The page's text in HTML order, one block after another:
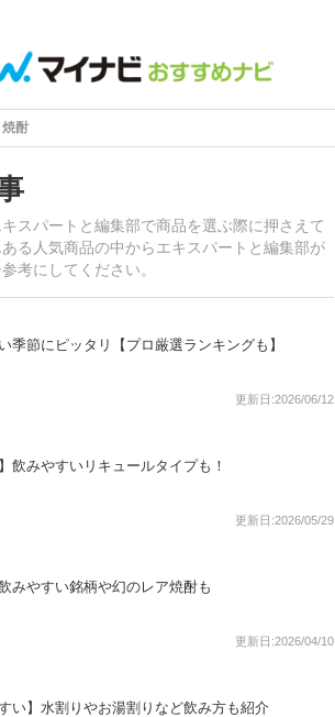
焼酎
スパートと編集部で商品を選ぶ際に押さえて
る人気商品の中からエキスパートと編集部が
考にしてください。
節にピッタリ【プロ厳選ランキングも】
更新日:2026/06/12
飲みやすいリキュールタイプも！
更新日:2026/05/29
みやすい銘柄や幻のレア焼酎も
更新日:2026/04/10
い】水割りやお湯割りなど飲み方も紹介